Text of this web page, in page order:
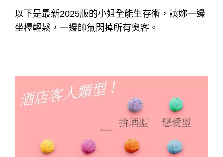
以下是最新2025版的小姐全能生存術，讓妳一邊
坐檯輕鬆，一邊帥氣閃掉所有奧客。